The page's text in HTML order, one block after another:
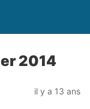
2014
il y a 13 ans